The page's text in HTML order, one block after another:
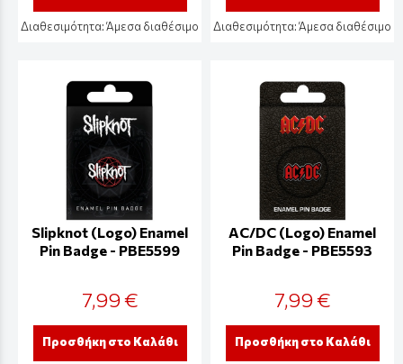
Διαθεσιμότητα:Άμεσα διαθέσιμο Διαθεσιμότητα:Άμεσα διαθέσιμο
Slipknot (Logo) Enamel
Pin Badge - PBE5599
7,99 €
Προσθήκη στο Καλάθι
AC/DC (Logo) Enamel
Pin Badge - PBE5593
7,99 €
Προσθήκη στο Καλάθι